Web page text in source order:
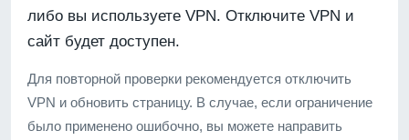
либо вы используете VPN. Отключите VPN и
сайт будет доступен.
Для повторной проверки рекомендуется отключить
VPN и обновить страницу. В случае, если ограничение
было применено ошибочно, вы можете направить